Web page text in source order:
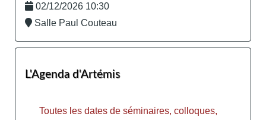
02/12/2026 10:30
Salle Paul Couteau
L'Agenda d'Artémis
Toutes les dates de séminaires, colloques,